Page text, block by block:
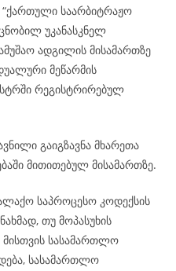
“ქართული საარბიტრაჟო
უკანასკნელ
ადგილის მისამართზე
მეწარმის
რეგისტრირებულ
გაიგზავნა მხარეთა
მითითებულ მისამართზე.
საპროცესო კოდექსის
თუ მოპასუხის
სასამართლო
სასამართლო